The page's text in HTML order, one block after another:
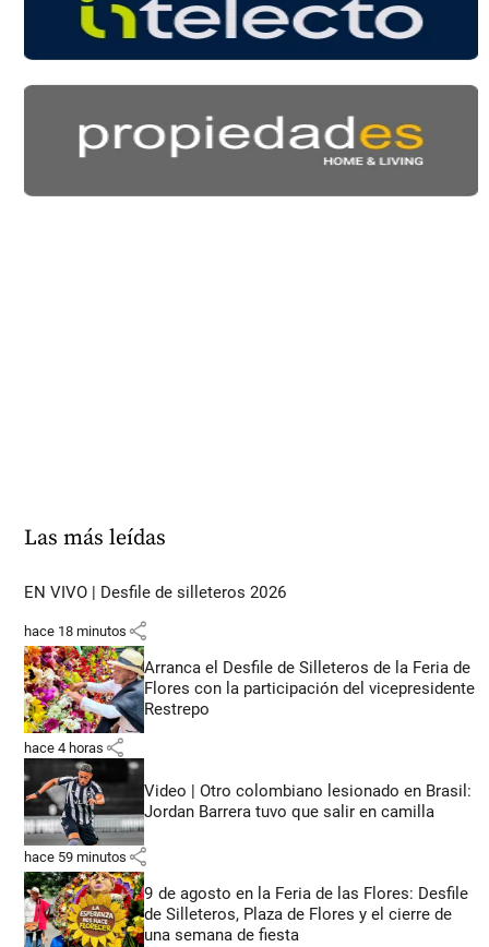
Las más leídas
EN VIVO | Desfile de silleteros 2026
hace 18 minutos share
Arranca el Desfile de Silleteros de la Feria de
Flores con la participación del vicepresidente
Restrepo
hace 4 horas share
Video | Otro colombiano lesionado en Brasil:
Jordan Barrera tuvo que salir en camilla
hace 59 minutos share
9 de agosto en la Feria de las Flores: Desfile
de Silleteros, Plaza de Flores y el cierre de
una semana de fiesta